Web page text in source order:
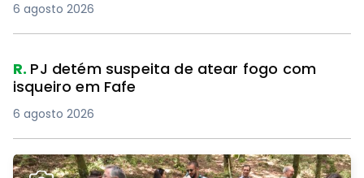
6 agosto 2026
R. PJ detém suspeita de atear fogo com
isqueiro em Fafe
6 agosto 2026